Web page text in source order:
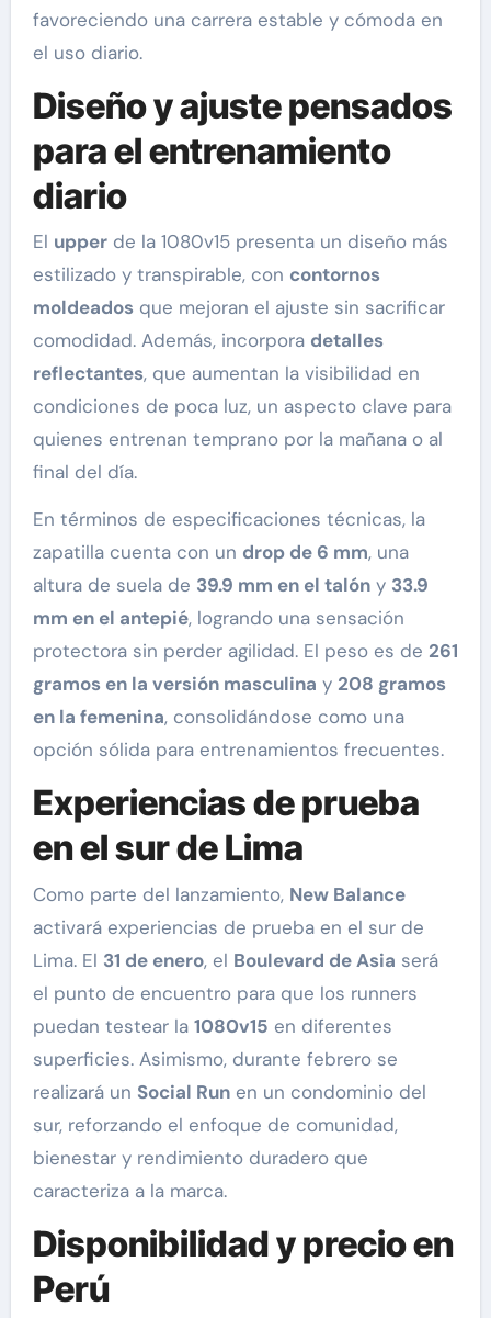
favoreciendo una carrera estable y cómoda en
el uso diario.
Diseño y ajuste pensados
para el entrenamiento
diario
El upperde la 1080v15 presenta un diseño más
estilizado y transpirable, con contornos
moldeadosque mejoran el ajuste sin sacrificar
comodidad. Además, incorpora detalles
reflectantes, que aumentan la visibilidad en
condiciones de poca luz, un aspecto clave para
quienes entrenan temprano por la mañana o al
final del día.
En términos de especificaciones técnicas, la
zapatilla cuenta con un drop de 6 mm, una
altura de suela de 39.9 mm en el talóny 33.9
mm en el antepié, logrando una sensación
protectora sin perder agilidad. El peso es de 261
gramos en la versión masculina y 208 gramos
en la femenina, consolidándose como una
opción sólida para entrenamientos frecuentes.
Experiencias de prueba
en el sur de Lima
Como parte del lanzamiento, New Balance
activará experiencias de prueba en el sur de
Lima. El 31 de enero, el Boulevard de Asia será
el punto de encuentro para que los runners
puedan testear la 1080v15 en diferentes
superficies. Asimismo, durante febrero se
realizará un Social Runen un condominio del
sur, reforzando el enfoque de comunidad,
bienestar y rendimiento duradero que
caracteriza a la marca.
Disponibilidad y precio en
Perú